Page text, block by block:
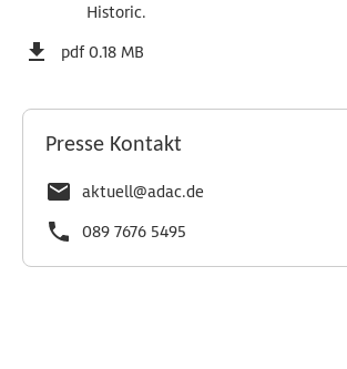
Historic.
pdf 0.18 MB
Presse Kontakt
aktuell@adac.de
089 7676 5495